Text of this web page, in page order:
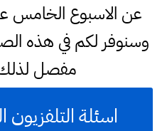
عن الاسبوع الخامس
وسنوفر لكم في هذه
مفصل لذلك
اسئلة التلفزيون